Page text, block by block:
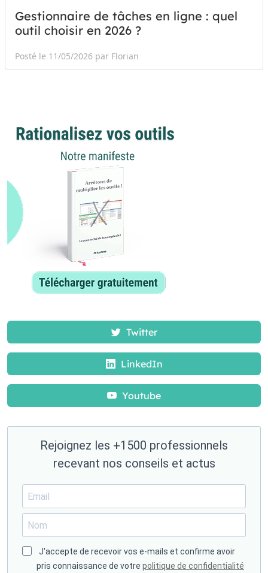
Gestionnaire de tâches en ligne : quel
outil choisir en 2026 ?
Posté le 11/05/2026 par Florian
Twitter
LinkedIn
Youtube
Rejoignez les +1500 professionnels
recevant nos conseils et actus
J'accepte de recevoir vos e-mails et confirme avoir
pris connaissance de votre politique de confidentialité